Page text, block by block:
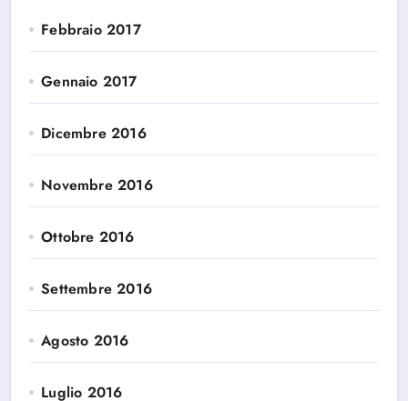
Febbraio 2017
Gennaio 2017
Dicembre 2016
Novembre 2016
Ottobre 2016
Settembre 2016
Agosto 2016
Luglio 2016